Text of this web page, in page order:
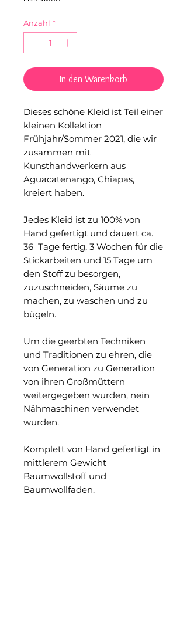
Anzahl *
In den Warenkorb
Dieses schöne Kleid ist Teil einer
kleinen Kollektion
Frühjahr/Sommer 2021, die wir
zusammen mit
Kunsthandwerkern aus
Aguacatenango, Chiapas,
kreiert haben.
Jedes Kleid ist zu 100% von
Hand gefertigt und dauert ca.
36 Tage fertig, 3 Wochen für die
Stickarbeiten und 15 Tage um
den Stoff zu besorgen,
zuzuschneiden, Säume zu
machen, zu waschen und zu
bügeln.
Um die geerbten Techniken
und Traditionen zu ehren, die
von Generation zu Generation
von ihren Großmüttern
weitergegeben wurden, nein
Nähmaschinen verwendet
wurden.
Komplett von Hand gefertigt in
mittlerem Gewicht
Baumwollstoff und
Baumwollfaden.